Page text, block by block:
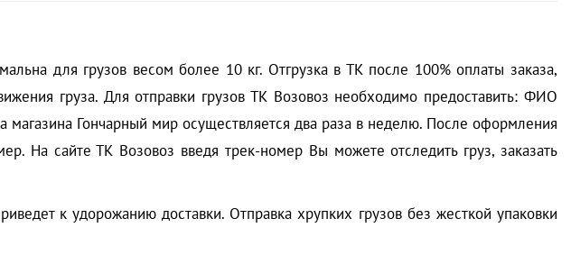
для грузов весом более 10 кг. Отгрузка в ТК после 100% оплаты заказа,
груза. Для отправки грузов ТК Возовоз необходимо предоставить: ФИО
Гончарный мир осуществляется два раза в неделю. После оформления
На сайте ТК Возовоз введя трек-номер Вы можете отследить груз, заказать
к удорожанию доставки. Отправка хрупких грузов без жесткой упаковки